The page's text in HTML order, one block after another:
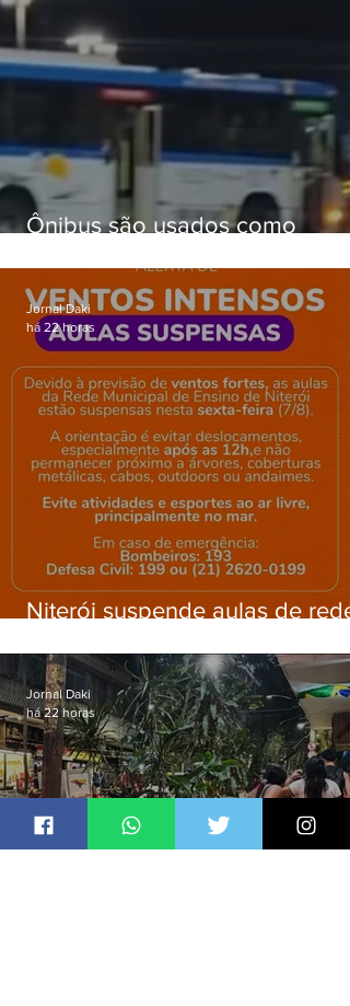
Ônibus são usados como
Gardênia Azul
Niterói suspende aulas de rede
ventos fortes nesta sexta (7)
Jornal Daki
há 22 horas
Jornal Daki
há 22 horas